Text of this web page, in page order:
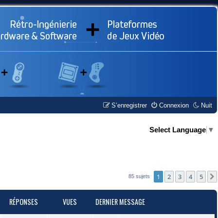
Nuit
Connexion
S’enregistrer
Select Language ▼
85 sujets 1 2 3 4 5
RÉPONSES VUES DERNIER MESSAGE